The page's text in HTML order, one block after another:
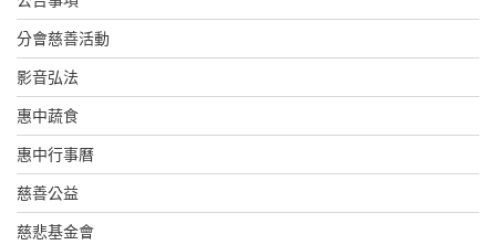
分會慈善活動
影音弘法
惠中蔬食
惠中行事曆
慈善公益
慈悲基金會